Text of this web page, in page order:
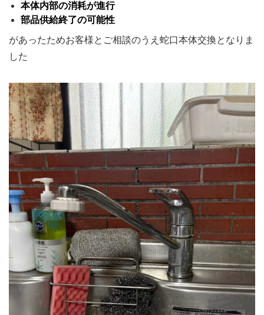
本体内部の消耗が進行
部品供給終了の可能性
があったためお客様とご相談のうえ蛇口本体交換となりま
した